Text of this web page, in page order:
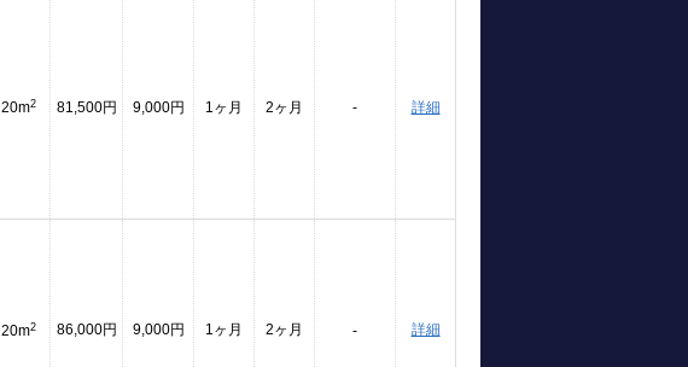
20m2 81,500円 9,000円 1ヶ月 2ヶ月 - 詳細
20m2 86,000円 9,000円 1ヶ月 2ヶ月 - 詳細